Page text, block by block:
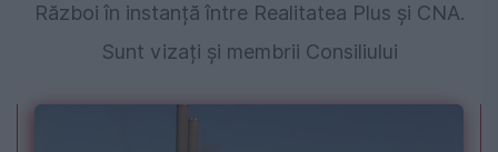
Război în instanță între Realitatea Plus și CNA.
Sunt vizați și membrii Consiliului